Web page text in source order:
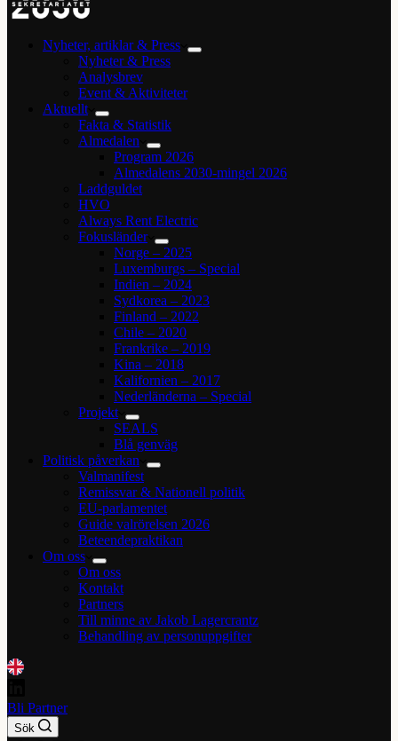
Nyheter, artiklar & Press
Nyheter & Press
Analysbrev
Event & Aktiviteter
Aktuellt
Fakta & Statistik
Almedalen
Program 2026
Almedalens 2030-mingel 2026
Laddguldet
HVO
Always Rent Electric
Fokusländer
Norge – 2025
Luxemburgs – Special
Indien – 2024
Sydkorea – 2023
Finland – 2022
Chile – 2020
Frankrike – 2019
Kina – 2018
Kalifornien – 2017
Nederländerna – Special
Projekt
SEALS
Blå genväg
Politisk påverkan
Valmanifest
Remissvar & Nationell politik
EU-parlamentet
Guide valrörelsen 2026
Beteendepraktikan
Om oss
Om oss
Kontakt
Partners
Till minne av Jakob Lagercrantz
Behandling av personuppgifter
Bli Partner
Sök